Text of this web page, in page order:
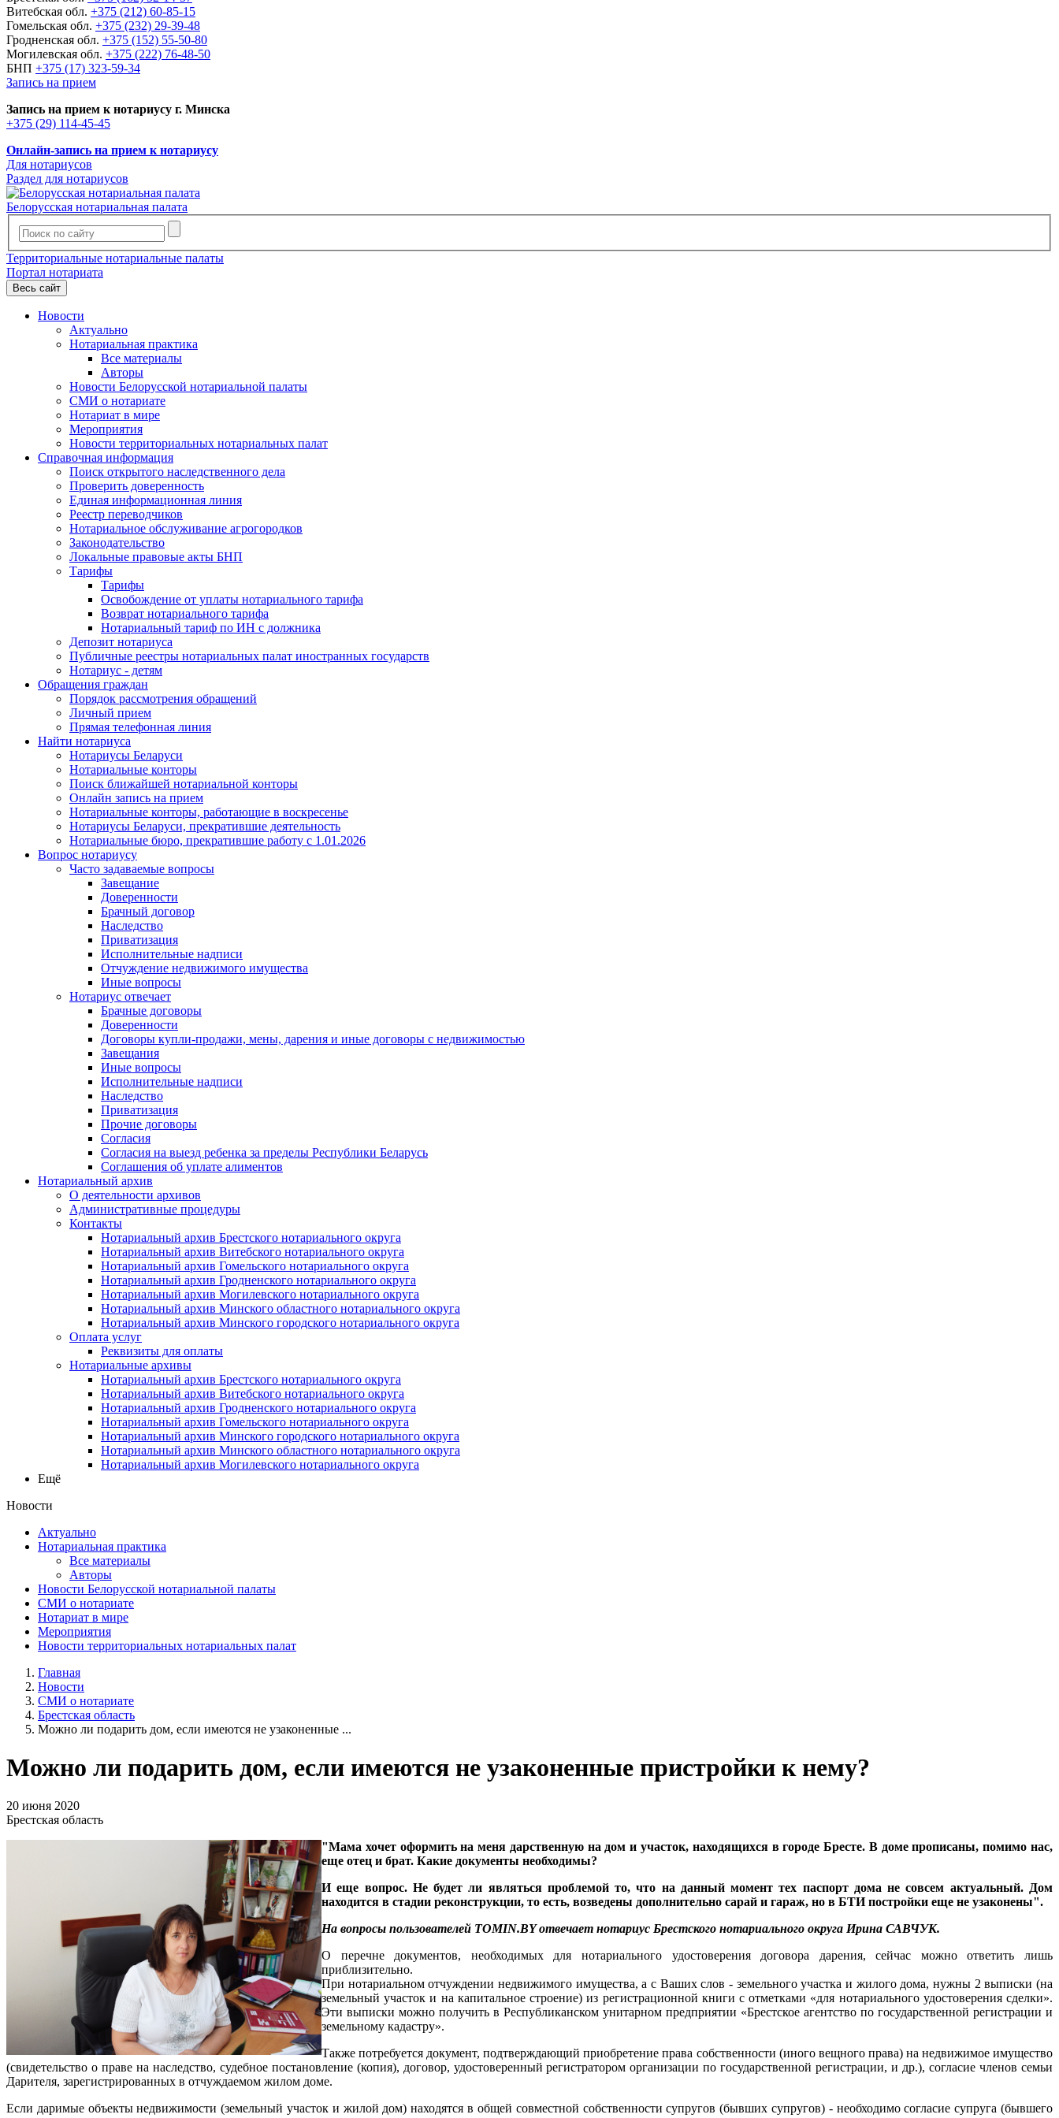
Витебская обл. +375 (212) 60-85-15
Гомельская обл. +375 (232) 29-39-48
Гродненская обл. +375 (152) 55-50-80
Могилевская обл. +375 (222) 76-48-50
БНП +375 (17) 323-59-34
Запись на прием
Запись на прием к нотариусу г. Минска
+375 (29) 114-45-45
Онлайн-запись на прием к нотариусу
Для нотариусов
Раздел для нотариусов
Белорусская нотариальная палата
Территориальные нотариальные палаты
Портал нотариата
Весь сайт
Новости
Актуально
Нотариальная практика
Все материалы
Авторы
Новости Белорусской нотариальной палаты
СМИ о нотариате
Нотариат в мире
Мероприятия
Новости территориальных нотариальных палат
Справочная информация
Поиск открытого наследственного дела
Проверить доверенность
Единая информационная линия
Реестр переводчиков
Нотариальное обслуживание агрогородков
Законодательство
Локальные правовые акты БНП
Тарифы
Тарифы
Освобождение от уплаты нотариального тарифа
Возврат нотариального тарифа
Нотариальный тариф по ИН с должника
Депозит нотариуса
Публичные реестры нотариальных палат иностранных государств
Нотариус - детям
Обращения граждан
Порядок рассмотрения обращений
Личный прием
Прямая телефонная линия
Найти нотариуса
Нотариусы Беларуси
Нотариальные конторы
Поиск ближайшей нотариальной конторы
Онлайн запись на прием
Нотариальные конторы, работающие в воскресенье
Нотариусы Беларуси, прекратившие деятельность
Нотариальные бюро, прекратившие работу с 1.01.2026
Вопрос нотариусу
Часто задаваемые вопросы
Завещание
Доверенности
Брачный договор
Наследство
Приватизация
Исполнительные надписи
Отчуждение недвижимого имущества
Иные вопросы
Нотариус отвечает
Брачные договоры
Доверенности
Договоры купли-продажи, мены, дарения и иные договоры с недвижимостью
Завещания
Иные вопросы
Исполнительные надписи
Наследство
Приватизация
Прочие договоры
Согласия
Согласия на выезд ребенка за пределы Республики Беларусь
Соглашения об уплате алиментов
Нотариальный архив
О деятельности архивов
Административные процедуры
Контакты
Нотариальный архив Брестского нотариального округа
Нотариальный архив Витебского нотариального округа
Нотариальный архив Гомельского нотариального округа
Нотариальный архив Гродненского нотариального округа
Нотариальный архив Могилевского нотариального округа
Нотариальный архив Минского областного нотариального округа
Нотариальный архив Минского городского нотариального округа
Оплата услуг
Реквизиты для оплаты
Нотариальные архивы
Нотариальный архив Брестского нотариального округа
Нотариальный архив Витебского нотариального округа
Нотариальный архив Гродненского нотариального округа
Нотариальный архив Гомельского нотариального округа
Нотариальный архив Минского городского нотариального округа
Нотариальный архив Минского областного нотариального округа
Нотариальный архив Могилевского нотариального округа
Ещё
Новости
Актуально
Нотариальная практика
Все материалы
Авторы
Новости Белорусской нотариальной палаты
СМИ о нотариате
Нотариат в мире
Мероприятия
Новости территориальных нотариальных палат
Главная
Новости
СМИ о нотариате
Брестская область
Можно ли подарить дом, если имеются не узаконенные ...
Можно ли подарить дом, если имеются не узаконенные пристройки к нему?
20 июня 2020
Брестская область
"Мама хочет оформить на меня дарственную на дом и участок, находящихся в городе Бресте. В доме прописаны, помимо нас,
еще отец и брат. Какие документы необходимы?
И еще вопрос. Не будет ли являться проблемой то, что на данный момент тех паспорт дома не совсем актуальный. Дом
находится в стадии реконструкции, то есть, возведены дополнительно сарай и гараж, но в БТИ постройки еще не узаконены".
На вопросы пользователей TOMIN.BY отвечает нотариус Брестского нотариального округа Ирина САВЧУК.
О перечне документов, необходимых для нотариального удостоверения договора дарения, сейчас можно ответить лишь
приблизительно.
При нотариальном отчуждении недвижимого имущества, а с Ваших слов - земельного участка и жилого дома, нужны 2 выписки (на
земельный участок и на капитальное строение) из регистрационной книги с отметками «для нотариального удостоверения сделки».
Эти выписки можно получить в Республиканском унитарном предприятии «Брестское агентство по государственной регистрации и
земельному кадастру».
Также потребуется документ, подтверждающий приобретение права собственности (иного вещного права) на недвижимое имущество
(свидетельство о праве на наследство, судебное постановление (копия), договор, удостоверенный регистратором организации по государственной регистрации, и др.), согласие членов семьи
Дарителя, зарегистрированных в отчуждаемом жилом доме.
Если даримые объекты недвижимости (земельный участок и жилой дом) находятся в общей совместной собственности супругов (бывших супругов) - необходимо согласие супруга (бывшего